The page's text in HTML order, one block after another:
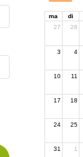
ma di
27
28
3 4
10 11
17 18
24 25
31 1